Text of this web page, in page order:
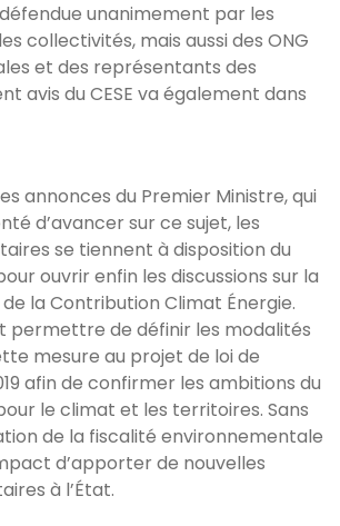
unanimement par les
collectivités, mais aussi des ONG
et des représentants des
avis du CESE va également dans
annonces du Premier Ministre, qui
d’avancer sur ce sujet, les
se tiennent à disposition du
ouvrir enfin les discussions sur la
la Contribution Climat Énergie.
permettre de définir les modalités
mesure au projet de loi de
afin de confirmer les ambitions du
le climat et les territoires. Sans
de la fiscalité environnementale
d’apporter de nouvelles
à l’État.